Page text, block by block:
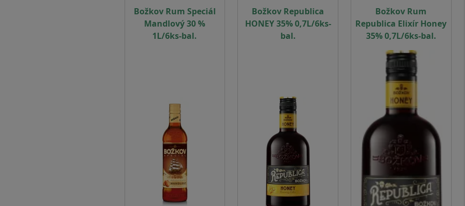
Božkov Rum Speciál
Mandlový 30 %
1L/6ks-bal.
Božkov Republica
HONEY 35% 0,7L/6ks-
bal.
Božkov Rum
Republica Elixír Honey
35% 0,7L/6ks-bal.